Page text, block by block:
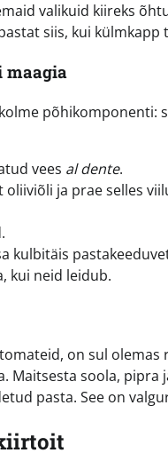
valikuid kiireks
siis, kui külmkapp
maagia
vees al dente.
ja prae selles
kulbitäis
kui neid leidub.
on sul
soola, pipra
pasta. See on